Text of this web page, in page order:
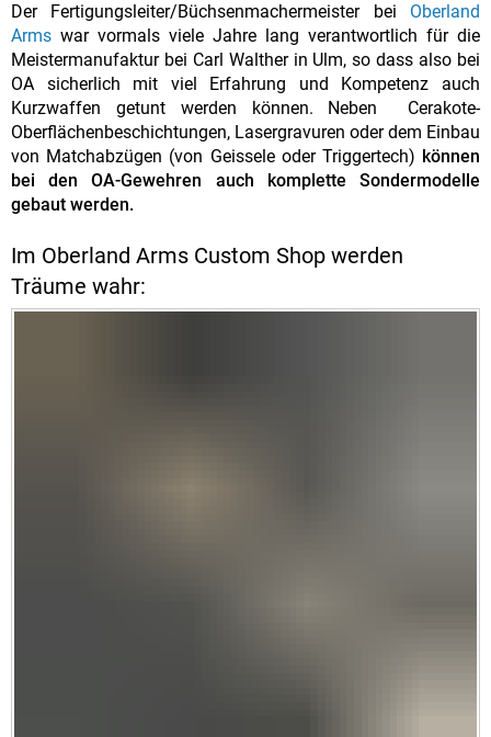
Der Fertigungsleiter/Büchsenmachermeister bei Oberland
Arms war vormals viele Jahre lang verantwortlich für die
Meistermanufaktur bei Carl Walther in Ulm, so dass also bei
OA sicherlich mit viel Erfahrung und Kompetenz auch
Kurzwaffen getunt werden können. Neben Cerakote-
Oberflächenbeschichtungen, Lasergravuren oder dem Einbau
von Matchabzügen (von Geissele oder Triggertech) können
bei den OA-Gewehren auch komplette Sondermodelle
gebaut werden.
Im Oberland Arms Custom Shop werden
Träume wahr: